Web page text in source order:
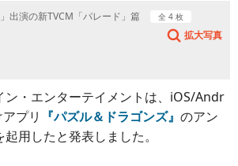
」出演の新TVCM「パレード」篇 全 4 枚
拡大写真
ン・エンターテイメントは、iOS/Andr
プリ 『パズル＆ドラゴンズ』 のアン
用したと発表しました。